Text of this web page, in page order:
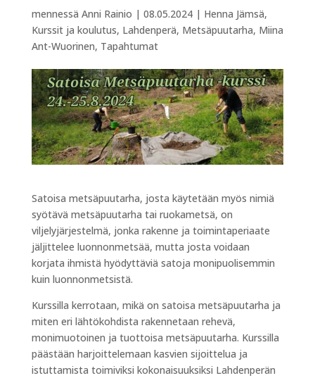
mennessä Anni Rainio | 08.05.2024| Henna Jämsä,
Kurssit ja koulutus, Lahdenperä, Metsäpuutarha, Miina
Ant-Wuorinen, Tapahtumat
Satoisa metsäpuutarha, josta käytetään myös nimiä
syötävä metsäpuutarha tai ruokametsä, on
viljelyjärjestelmä, jonka rakenne ja toimintaperiaate
jäljittelee luonnonmetsää, mutta josta voidaan
korjata ihmistä hyödyttäviä satoja monipuolisemmin
kuin luonnonmetsistä.
Kurssilla kerrotaan, mikä on satoisa metsäpuutarha ja
miten eri lähtökohdista rakennetaan rehevä,
monimuotoinen ja tuottoisa metsäpuutarha. Kurssilla
päästään harjoittelemaan kasvien sijoittelua ja
istuttamista toimiviksi kokonaisuuksiksi Lahdenperän